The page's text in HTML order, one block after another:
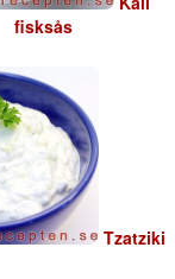
fisksås
Tzatziki